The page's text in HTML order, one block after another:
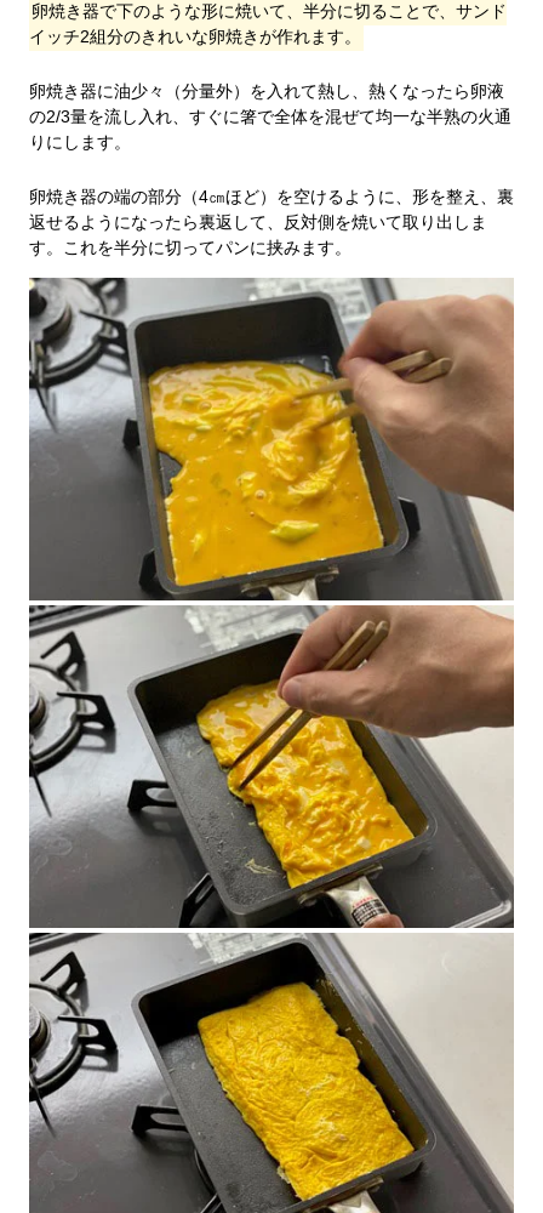
卵焼き器で下のような形に焼いて、半分に切ることで、サンド
イッチ2組分のきれいな卵焼きが作れます。
卵焼き器に油少々（分量外）を入れて熱し、熱くなったら卵液
の2/3量を流し入れ、すぐに箸で全体を混ぜて均一な半熟の火通
りにします。
卵焼き器の端の部分（4㎝ほど）を空けるように、形を整え、裏
返せるようになったら裏返して、反対側を焼いて取り出しま
す。これを半分に切ってパンに挟みます。